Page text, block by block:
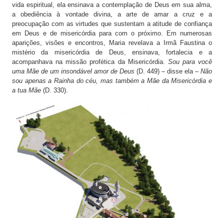
vida espiritual, ela ensinava a contemplação de Deus em sua alma,
a obediência à vontade divina, a arte de amar a cruz e a
preocupação com as virtudes que sustentam a atitude de confiança
em Deus e de misericórdia para com o próximo. Em numerosas
aparições, visões e encontros, Maria revelava a Irmã Faustina o
mistério da misericórdia de Deus, ensinava, fortalecia e a
acompanhava na missão profética da Misericórdia. Sou para você
uma Mãe de um insondável amor de Deus (D. 449) – disse ela – Não
sou apenas a Rainha do céu, mas também a Mãe da Misericórdia e
a tua Mãe (D. 330).